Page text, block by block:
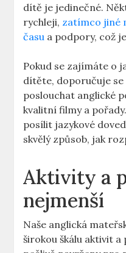
dítě je jedinečné.
rychleji, zatímco jiné
času a podpory, což
Pokud se zajímáte o
dítěte, doporučuje
poslouchat anglické
kvalitní filmy a
posílit jazykové
skvělý způsob, jak
Aktivity a
nejmenší
Naše anglická
širokou škálu aktivit